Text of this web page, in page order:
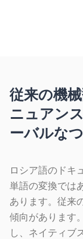
従来の機
ニュアン
ーバルな
ロシア語のドキ
単語の変換では
あります。従来
傾向があります
し、ネイティブ